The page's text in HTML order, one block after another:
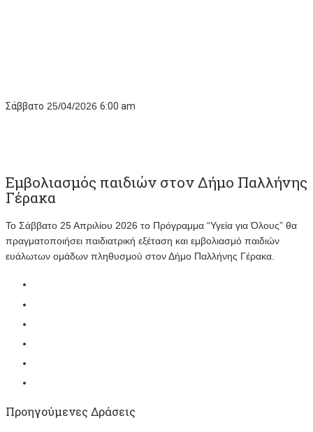
Σάββατο 25/04/2026 6:00 am
Εμβολιασμός παιδιών στον Δήμο Παλλήνης
Γέρακα
Το Σάββατο 25 Απριλίου 2026 το Πρόγραμμα “Υγεία για Όλους” θα
πραγματοποιήσει παιδιατρική εξέταση και εμβολιασμό παιδιών
ευάλωτων ομάδων πληθυσμού στον Δήμο Παλλήνης Γέρακα.
Προηγούμενες Δράσεις